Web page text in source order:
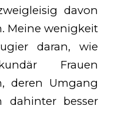
davon
Meine wenigkeit
daran, wie
Frauen
deren Umgang
dahinter besser